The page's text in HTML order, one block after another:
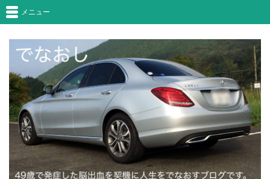
メニュー